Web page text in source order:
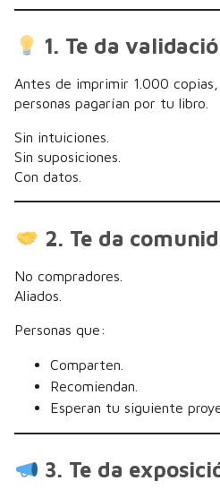
1. Te da
Antes de imprimir 1.000
personas pagarían por tu libro.
Sin intuiciones.
Sin suposiciones.
Con datos.
2. Te da
No compradores.
Aliados.
Personas que:
Comparten.
Recomiendan.
Esperan tu siguiente
3. Te da